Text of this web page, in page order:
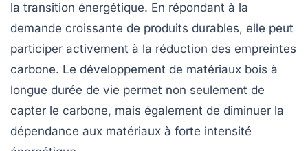
la transition énergétique. En répondant à la
demande croissante de produits durables, elle peut
participer activement à la réduction des empreintes
carbone. Le développement de matériaux bois à
longue durée de vie permet non seulement de
capter le carbone, mais également de diminuer la
dépendance aux matériaux à forte intensité